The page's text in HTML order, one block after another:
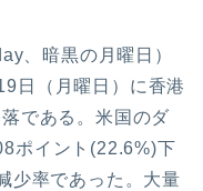
、暗黒の月曜日）
日（月曜日）に香港
である。米国のダ
ポイント(22.6%)下
少率であった。大量